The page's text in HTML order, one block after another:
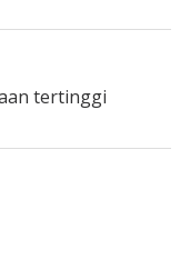
tertinggi